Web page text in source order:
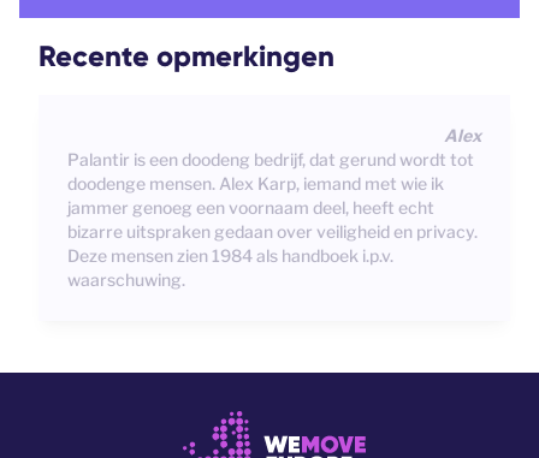
Recente opmerkingen
Alex
Palantir is een doodeng bedrijf, dat gerund wordt tot
doodenge mensen. Alex Karp, iemand met wie ik
jammer genoeg een voornaam deel, heeft echt
bizarre uitspraken gedaan over veiligheid en privacy.
Deze mensen zien 1984 als handboek i.p.v.
waarschuwing.